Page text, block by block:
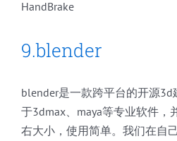
HandBrake
9.blender
blender是一款跨平台的开源
于3dmax、maya等专业软件，
右大小，使用简单。我们在自